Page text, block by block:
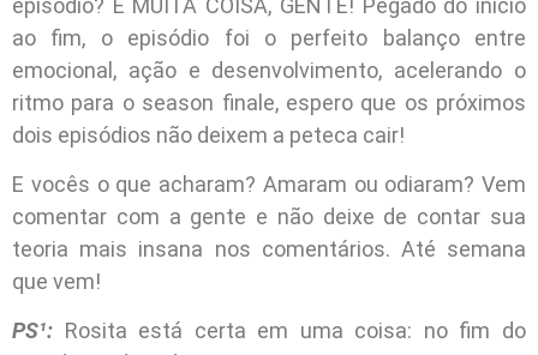
ao fim, o episódio foi o perfeito balanço entre
emocional, ação e desenvolvimento, acelerando o
ritmo para o season finale, espero que os próximos
dois episódios não deixem a peteca cair!
E vocês o que acharam? Amaram ou odiaram? Vem
comentar com a gente e não deixe de contar sua
teoria mais insana nos comentários. Até semana
que vem!
PS¹: Rosita está certa em uma coisa: no fim do